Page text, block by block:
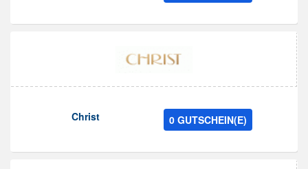
Christ 0 GUTSCHEIN(E)